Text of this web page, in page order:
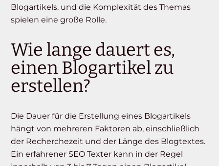
Blogartikels, und die Komplexität des Themas
spielen eine große Rolle.
Wie lange dauert es,
einen Blogartikel zu
erstellen?
Die Dauer für die Erstellung eines Blogartikels
hängt von mehreren Faktoren ab, einschließlich
der Recherchezeit und der Länge des Blogtextes.
Ein erfahrener SEO Texter kann in der Regel